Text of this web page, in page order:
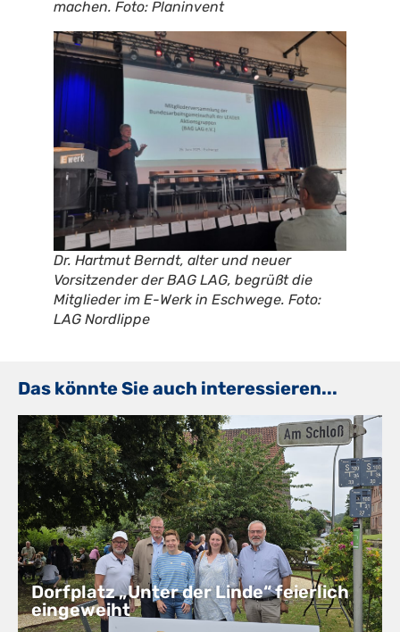
machen. Foto: Planinvent
Dr. Hartmut Berndt, alter und neuer
Vorsitzender der BAG LAG, begrüßt die
Mitglieder im E-Werk in Eschwege. Foto:
LAG Nordlippe
Das könnte Sie auch interessieren...
Dorfplatz „Unter der Linde“ feierlich
eingeweiht